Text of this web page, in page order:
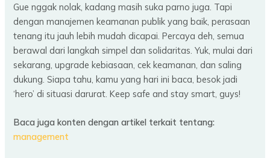
Gue nggak nolak, kadang masih suka parno juga. Tapi
dengan manajemen keamanan publik yang baik, perasaan
tenang itu jauh lebih mudah dicapai. Percaya deh, semua
berawal dari langkah simpel dan solidaritas. Yuk, mulai dari
sekarang, upgrade kebiasaan, cek keamanan, dan saling
dukung. Siapa tahu, kamu yang hari ini baca, besok jadi
‘hero’ di situasi darurat. Keep safe and stay smart, guys!
Baca juga konten dengan artikel terkait tentang:
management